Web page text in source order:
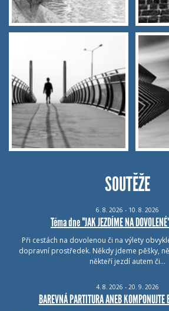
SOUTĚŽE
6. 8. 2026 - 10. 8. 2026
Téma dne "JAK JEZDÍME NA
Při cestách na dovolenou či na výlety
dopravní prostředek. Někdy jdeme pěšky,
někteří jezdí autem či…
4. 8. 2026 - 20. 9. 2026
BAREVNÁ PARTITURA ANEB